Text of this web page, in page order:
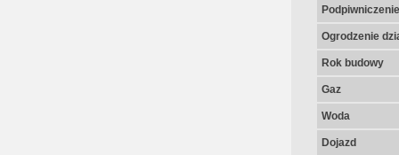
Podpiwniczenie
Ogrodzenie
Rok budowy
Gaz
Woda
Dojazd